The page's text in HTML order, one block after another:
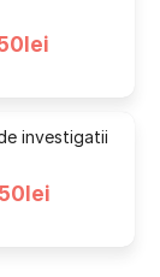
investigatii